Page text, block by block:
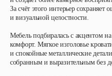
За счёт этого интерьер сохраняет
и визуальной целостности.
Мебель подбиралась с акцентом
комфорт. Мягкое изголовье
и спокойные металлические
собранным и выразительным без